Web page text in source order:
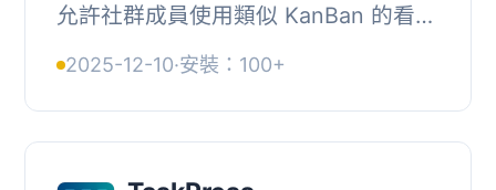
允許社群成員使用類似 KanBan 的看板
BuddyTask 深度整合
BuddyPress（2.5 +），提供以下功
能...
2025-12-10·安裝：100+